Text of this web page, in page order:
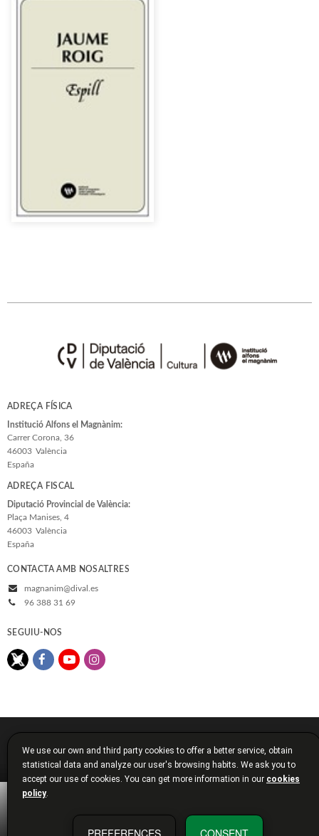
ADREÇA FÍSICA
Institució Alfons el Magnànim:
Carrer Corona, 36
46003 València
España
ADREÇA FISCAL
Diputació Provincial de València:
Plaça Manises, 4
46003 València
España
CONTACTA AMB NOSALTRES
magnanim@dival.es
96 388 31 69
SEGUIU-NOS
© 2026, Diputació de València
Avís legal Política de cookies
Política de privacitat
Condicions de compra
Diputació de València
We use our own and third party cookies to offer a better service, obtain
statistical data and analyze our user's browsing habits. We ask you to
accept our use of cookies. You can get more information in our cookies
policy.
PREFERENCES CONSENT